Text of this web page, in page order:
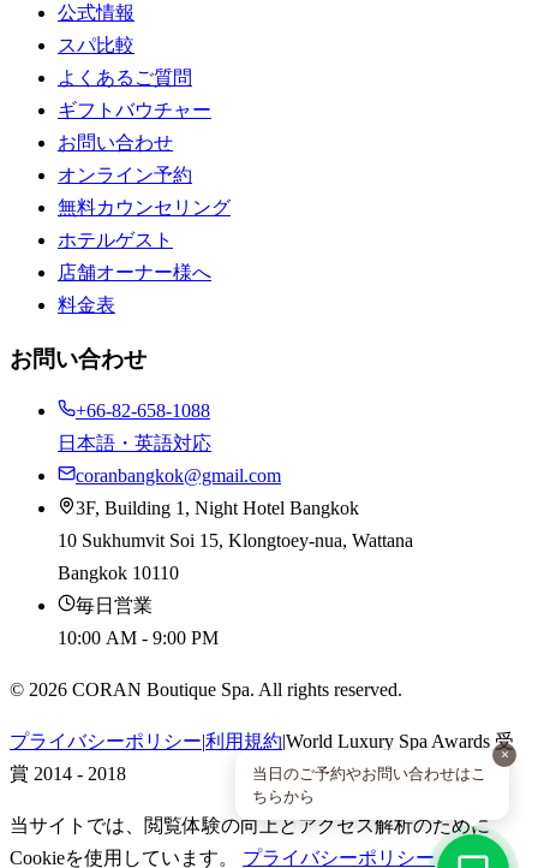
公式情報
スパ比較
よくあるご質問
ギフトバウチャー
お問い合わせ
オンライン予約
無料カウンセリング
ホテルゲスト
店舗オーナー様へ
料金表
お問い合わせ
+66-82-658-1088
日本語・英語対応
coranbangkok@gmail.com
3F, Building 1, Night Hotel Bangkok
10 Sukhumvit Soi 15, Klongtoey-nua, Wattana
Bangkok 10110
毎日営業
10:00 AM - 9:00 PM
© 2026 CORAN Boutique Spa. All rights reserved.
プライバシーポリシー|利用規約|World Luxury Spa Awards 受
賞 2014 - 2018
当サイトでは、閲覧体験の向上とアクセス解析のために
Cookieを使用しています。
プライバシーポリシー
当日のご予約やお問い合わせはこ
ちらから
×